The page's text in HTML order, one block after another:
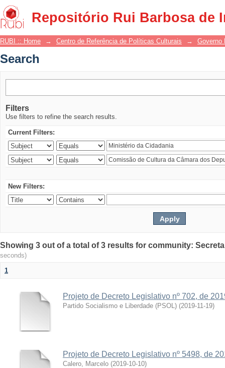
Repositório Rui Barbosa de
Search
RUBI :: Home → Centro de Referência de Políticas Culturais → Governo
Search
Filters
Use filters to refine the search results.
Current Filters:
New Filters:
Showing 3 out of a total of 3 results for community:
seconds)
1
Projeto de Decreto Legislativo nº 702, de
Partido Socialismo e Liberdade (PSOL) (2019-11-19)
Projeto de Decreto Legislativo nº 5498, de
Calero, Marcelo (2019-10-10)